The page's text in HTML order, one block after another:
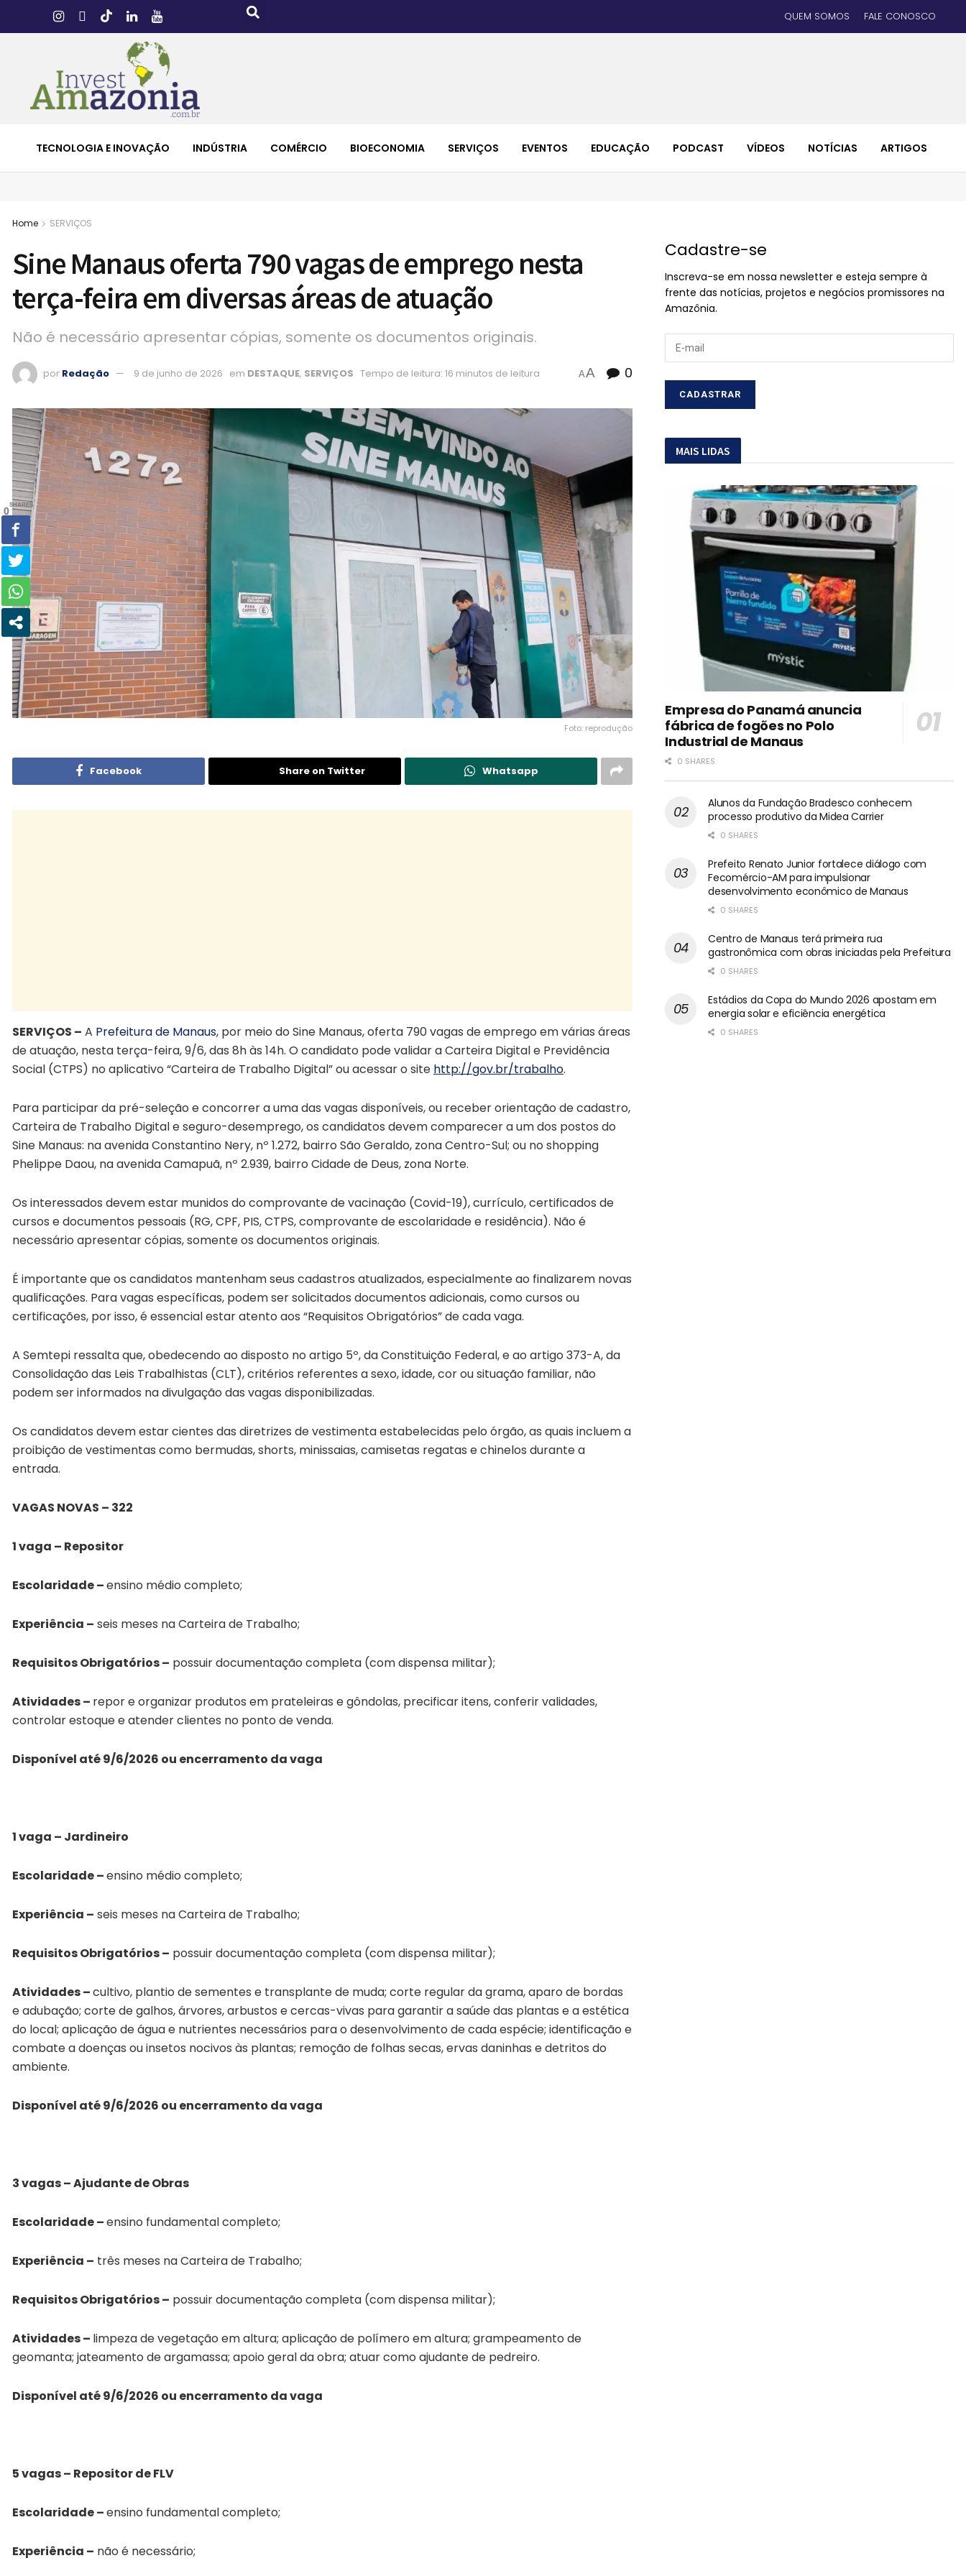
QUEM SOMOS FALE CONOSCO
TECNOLOGIA E INOVAÇÃO INDÚSTRIA COMÉRCIO BIOECONOMIA SERVIÇOS EVENTOS EDUCAÇÃO PODCAST VÍDEOS NOTÍCIAS ARTIGOS
Home SERVIÇOS
Sine Manaus oferta 790 vagas de emprego nesta
terça-feira em diversas áreas de atuação
Não é necessário apresentar cópias, somente os documentos originais.
por Redação 9 de junho de 2026 em DESTAQUE, SERVIÇOS Tempo de leitura: 16 minutos de leitura AA 0
Foto: reprodução
Facebook Share on Twitter Whatsapp
SERVIÇOS – A Prefeitura de Manaus, por meio do Sine Manaus, oferta 790 vagas de emprego em várias áreas
de atuação, nesta terça-feira, 9/6, das 8h às 14h. O candidato pode validar a Carteira Digital e Previdência
Social (CTPS) no aplicativo “Carteira de Trabalho Digital” ou acessar o site http://gov.br/trabalho.
Para participar da pré-seleção e concorrer a uma das vagas disponíveis, ou receber orientação de cadastro,
Carteira de Trabalho Digital e seguro-desemprego, os candidatos devem comparecer a um dos postos do
Sine Manaus: na avenida Constantino Nery, nº 1.272, bairro São Geraldo, zona Centro-Sul; ou no shopping
Phelippe Daou, na avenida Camapuã, nº 2.939, bairro Cidade de Deus, zona Norte.
Os interessados devem estar munidos do comprovante de vacinação (Covid-19), currículo, certificados de
cursos e documentos pessoais (RG, CPF, PIS, CTPS, comprovante de escolaridade e residência). Não é
necessário apresentar cópias, somente os documentos originais.
É importante que os candidatos mantenham seus cadastros atualizados, especialmente ao finalizarem novas
qualificações. Para vagas específicas, podem ser solicitados documentos adicionais, como cursos ou
certificações, por isso, é essencial estar atento aos “Requisitos Obrigatórios” de cada vaga.
A Semtepi ressalta que, obedecendo ao disposto no artigo 5º, da Constituição Federal, e ao artigo 373-A, da
Consolidação das Leis Trabalhistas (CLT), critérios referentes a sexo, idade, cor ou situação familiar, não
podem ser informados na divulgação das vagas disponibilizadas.
Os candidatos devem estar cientes das diretrizes de vestimenta estabelecidas pelo órgão, as quais incluem a
proibição de vestimentas como bermudas, shorts, minissaias, camisetas regatas e chinelos durante a
entrada.
VAGAS NOVAS – 322
1 vaga – Repositor
Escolaridade –ensino médio completo;
Experiência – seis meses na Carteira de Trabalho;
Requisitos Obrigatórios – possuir documentação completa (com dispensa militar);
Atividades – repor e organizar produtos em prateleiras e gôndolas, precificar itens, conferir validades,
controlar estoque e atender clientes no ponto de venda.
Disponível até 9/6/2026 ou encerramento da vaga
1 vaga – Jardineiro
Escolaridade –ensino médio completo;
Experiência – seis meses na Carteira de Trabalho;
Requisitos Obrigatórios – possuir documentação completa (com dispensa militar);
Atividades –cultivo, plantio de sementes e transplante de muda; corte regular da grama, aparo de bordas
e adubação; corte de galhos, árvores, arbustos e cercas-vivas para garantir a saúde das plantas e a estética
do local; aplicação de água e nutrientes necessários para o desenvolvimento de cada espécie; identificação e
combate a doenças ou insetos nocivos às plantas; remoção de folhas secas, ervas daninhas e detritos do
ambiente.
Disponível até 9/6/2026 ou encerramento da vaga
3 vagas – Ajudante de Obras
Escolaridade –ensino fundamental completo;
Experiência – três meses na Carteira de Trabalho;
Requisitos Obrigatórios – possuir documentação completa (com dispensa militar);
Atividades – limpeza de vegetação em altura; aplicação de polímero em altura; grampeamento de
geomanta; jateamento de argamassa; apoio geral da obra; atuar como ajudante de pedreiro.
Disponível até 9/6/2026 ou encerramento da vaga
5 vagas – Repositor de FLV
Escolaridade –ensino fundamental completo;
Experiência – não é necessário;
Cadastre-se
Inscreva-se em nossa newsletter e esteja sempre à
frente das notícias, projetos e negócios promissores na
Amazônia.
MAIS LIDAS
Empresa do Panamá anuncia
fábrica de fogões no Polo
Industrial de Manaus
0 SHARES
Alunos da Fundação Bradesco conhecem
processo produtivo da Midea Carrier
0 SHARES
Prefeito Renato Junior fortalece diálogo com
Fecomércio-AM para impulsionar
desenvolvimento econômico de Manaus
0 SHARES
Centro de Manaus terá primeira rua
gastronômica com obras iniciadas pela Prefeitura
0 SHARES
Estádios da Copa do Mundo 2026 apostam em
energia solar e eficiência energética
0 SHARES
0
SHARES